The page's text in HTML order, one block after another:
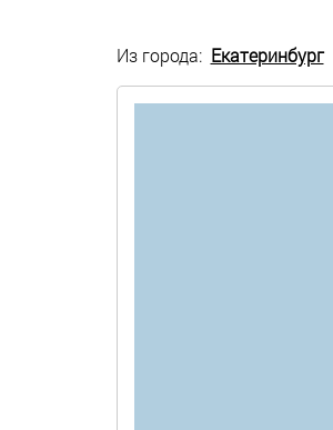
Из города: Екатеринбург